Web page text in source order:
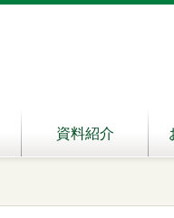
資料紹介